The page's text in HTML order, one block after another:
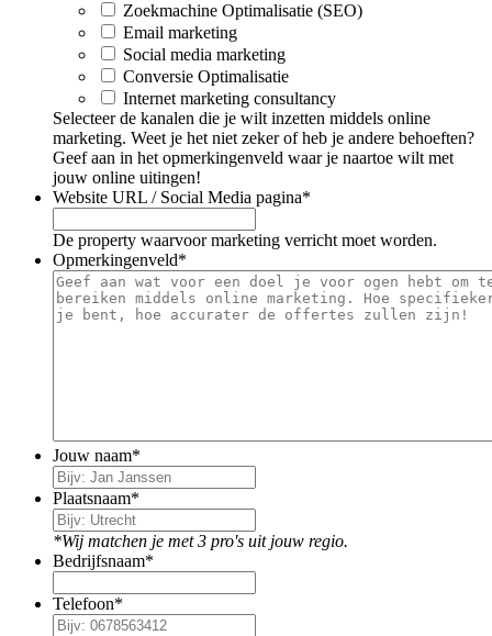
Zoekmachine Optimalisatie (SEO)
Email marketing
Social media marketing
Conversie Optimalisatie
Internet marketing consultancy
Selecteer de kanalen die je wilt inzetten middels online
marketing. Weet je het niet zeker of heb je andere behoeften?
Geef aan in het opmerkingenveld waar je naartoe wilt met
jouw online uitingen!
Website URL / Social Media pagina*
De property waarvoor marketing verricht moet worden.
Opmerkingenveld*
Jouw naam*
Plaatsnaam*
*Wij matchen je met 3 pro's uit jouw regio.
Bedrijfsnaam*
Telefoon*